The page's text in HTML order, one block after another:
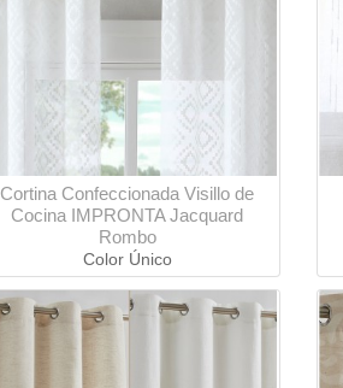
Cortina Confeccionada Visillo de
Cocina IMPRONTA Jacquard
Rombo
Color Único